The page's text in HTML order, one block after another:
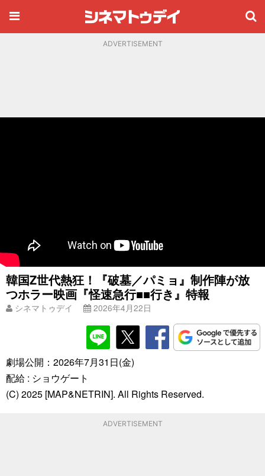
ADVERTISEMENT
韓国Z世代熱狂！『破墓／パミョ』制作陣が放
つホラー映画『怪速急行■■行き』特報
シネマトゥデイ 2026年4月22日
劇場公開：2026年7月31日(金)
配給 : ショウゲート
(C) 2025 [MAP&NETRIN]. All Rights Reserved.
ADVERTISEMENT